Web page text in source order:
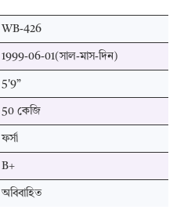
WB-426
1999-06-01(সাল-মাস-দিন)
5'9”
50 কেজি
ফর্সা
B+
অবিবাহিত